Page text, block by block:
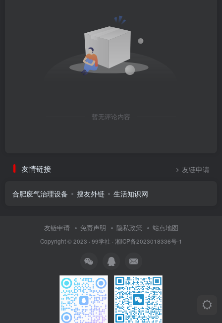
暂无评论内容
友情链接 友链申请
合肥废气治理设备 搜友外链 生活知识网
友链申请 免责声明 隐私政策 站点地图
Copyright © 2023 · 99学社 · 湘ICP备2023018336号-1